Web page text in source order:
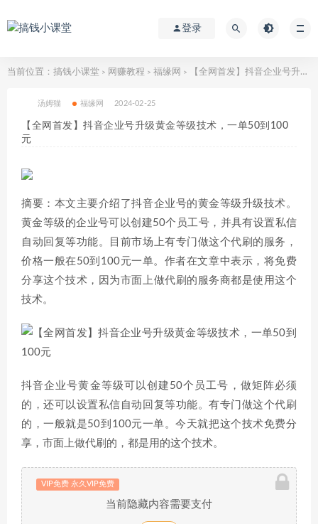
登录
当前位置： 搞钱小课堂 > 网赚教程 > 福缘网 > 【全网首发】抖音企业号升级黄金等级技术，一单50到100元
汤姆猫 福缘网 2024-02-25
【全网首发】抖音企业号升级黄金等级技术，一单50到100
元
摘要：本文主要介绍了抖音企业号的黄金等级升级技术。
黄金等级的企业号可以创建50个员工号，并具有设置私信
自动回复等功能。目前市场上有专门做这个代刷的服务，
价格一般在50到100元一单。作者在文章中表示，将免费
分享这个技术，因为市面上做代刷的服务商都是使用这个
技术。
抖音企业号黄金等级可以创建50个员工号，做矩阵必须
的，还可以设置私信自动回复等功能。有专门做这个代刷
的，一般就是50到100元一单。今天就把这个技术免费分
享，市面上做代刷的，都是用的这个技术。
VIP免费 永久VIP免费
当前隐藏内容需要支付